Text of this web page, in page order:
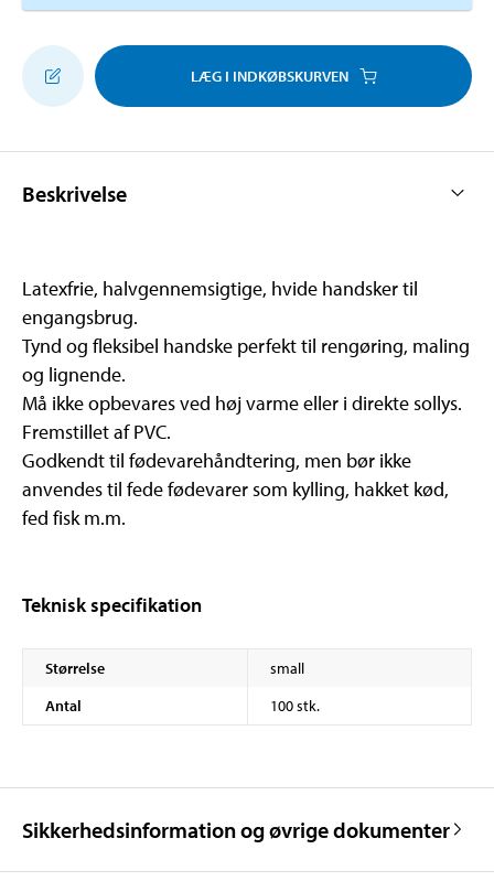
LÆG I INDKØBSKURVEN
Beskrivelse
Latexfrie, halvgennemsigtige, hvide handsker til
engangsbrug.
Tynd og fleksibel handske perfekt til rengøring, maling
og lignende.
Må ikke opbevares ved høj varme eller i direkte sollys.
Fremstillet af PVC.
Godkendt til fødevarehåndtering, men bør ikke
anvendes til fede fødevarer som kylling, hakket kød,
fed fisk m.m.
Teknisk specifikation
Størrelse
small
Antal
100 stk.
Sikkerhedsinformation og øvrige dokumenter